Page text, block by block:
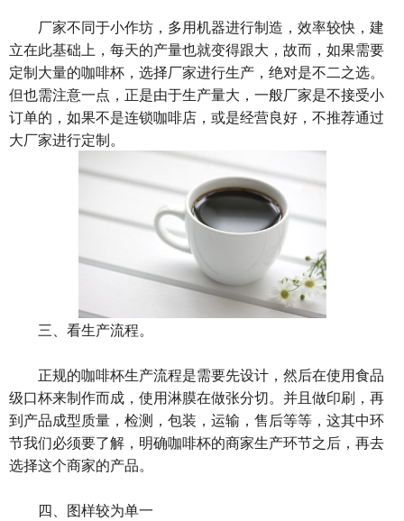
厂家不同于小作坊，多用机器进行制造，效率较快，建
立在此基础上，每天的产量也就变得跟大，故而，如果需要
定制大量的咖啡杯，选择厂家进行生产，绝对是不二之选。
但也需注意一点，正是由于生产量大，一般厂家是不接受小
订单的，如果不是连锁咖啡店，或是经营良好，不推荐通过
大厂家进行定制。
三、看生产流程。
正规的咖啡杯生产流程是需要先设计，然后‍‍在使用食品
级口杯来制作而成，使用淋膜在做张分切。并且做印刷，再
到产品成型质量，检测，包装，运输，售后‍‍等等，这其中环
节我们必须要了解，明确咖啡杯的商家生产环节之后，再去
选择这个商家的产品。
四、图样较为单一